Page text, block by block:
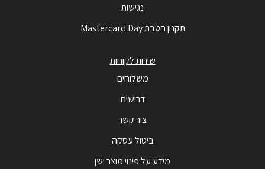
נגישות
תקנון הטבת Mastercard Day
שירות לקוחות
משלוחים
דרושים
צור קשר
ביטול עסקה
מידע על פינוי מוצר ישן